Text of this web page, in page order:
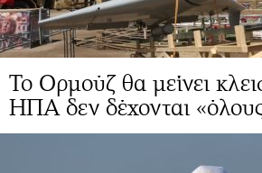
Το Ορμούζ θα μείνει
ΗΠΑ δεν δέχονται